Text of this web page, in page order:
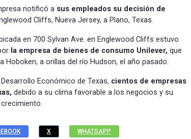
notificó a sus empleados su decisión de
Cliffs, Nueva Jersey, a Plano, Texas.
en 700 Sylvan Ave. en Englewood Cliffs estuvo
la empresa de bienes de consumo Unilever, que
Hoboken, a orillas del río Hudson, el año pasado.
Económico de Texas, cientos de empresas
debido a su clima favorable a los negocios y su
X WHATSAPP